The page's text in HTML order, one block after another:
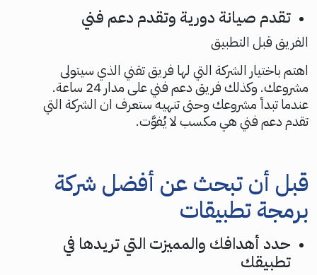
تقدم صيانة دورية وتقدم دعم فني
الفريق قبل التطبيق
اهتم باختيار الشركة التي لها فريق تقني الذي سيتولى
مشروعك. وكذلك فريق دعم فني على مدار 24 ساعة.
عندما تبدأ مشروعك وحتى تنهيه ستعرف ان الشركة التي
تقدم دعم فني هي مكسب لا يُفوَّت.
قبل أن تبحث عن أفضل شركة
برمجة تطبيقات
حدد أهدافك والمميزت التي تريدها في
تطبيقك